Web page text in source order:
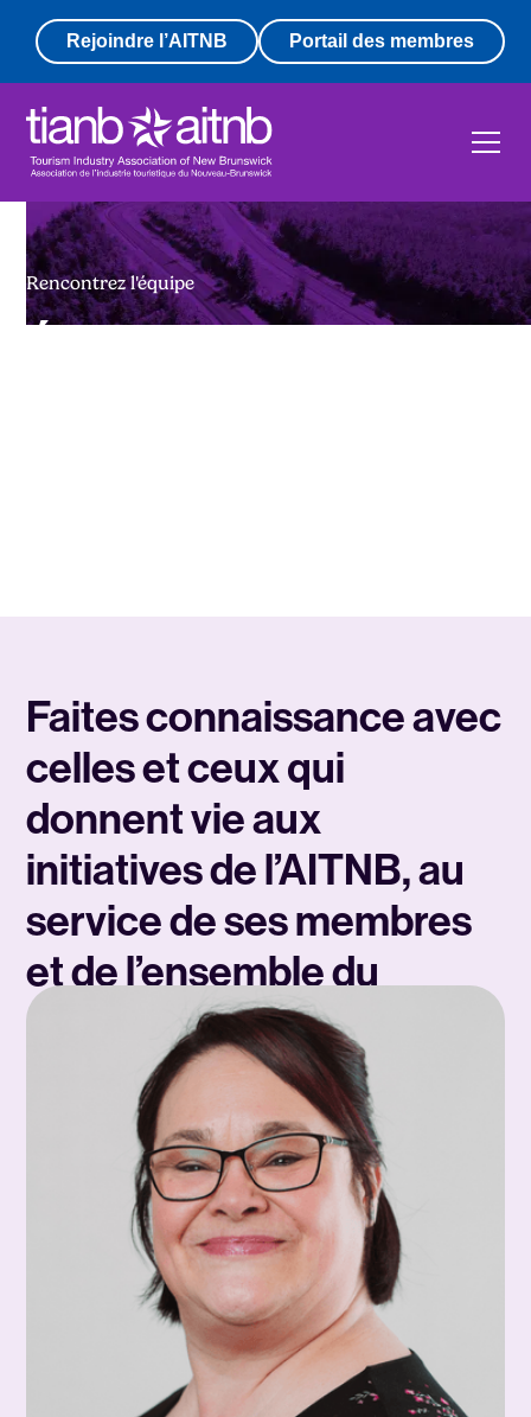
Rejoindre l’AITNB Portail des membres
Rencontrez l'équipe
Faites connaissance avec
celles et ceux qui
donnent vie aux
initiatives de l’AITNB, au
service de ses membres
et de l’ensemble du
secteur touristique.